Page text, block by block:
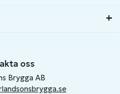
oss
Brygga AB